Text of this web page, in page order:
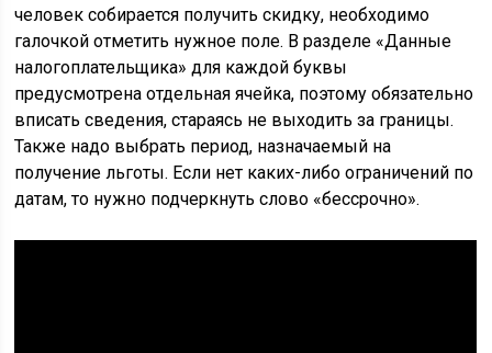
человек собирается получить скидку, необходимо
галочкой отметить нужное поле. В разделе «Данные
налогоплательщика» для каждой буквы
предусмотрена отдельная ячейка, поэтому обязательно
вписать сведения, стараясь не выходить за границы.
Также надо выбрать период, назначаемый на
получение льготы. Если нет каких-либо ограничений по
датам, то нужно подчеркнуть слово «бессрочно».